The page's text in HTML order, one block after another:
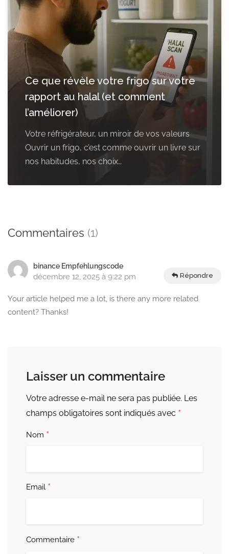
Ce que révèle votre frigo sur votre
rapport au halal (et comment
l’améliorer)
Votre réfrigérateur, un miroir de vos valeurs
Ouvrir un frigo, c’est comme ouvrir un livre sur
nos habitudes, nos choix…
Commentaires (1)
binance Empfehlungscode
décembre 12, 2025 à 9:22 pm Répondre
Your article helped me a lot, is there any more related
content? Thanks!
Laisser un commentaire
Votre adresse e-mail ne sera pas publiée. Les
champs obligatoires sont indiqués avec *
Nom *
Email *
Commentaire *